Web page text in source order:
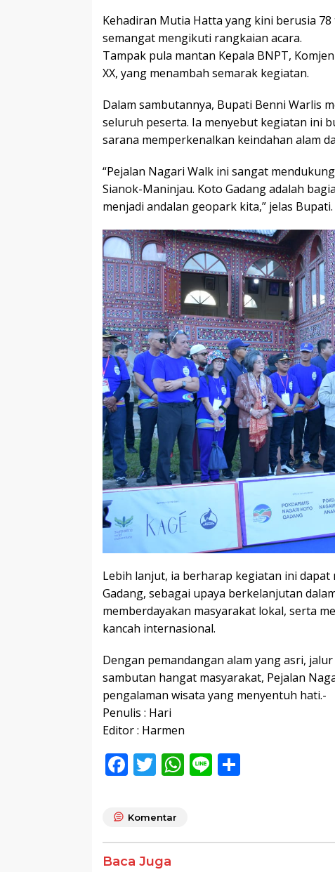
Kehadiran Mutia Hatta yang kini berusia
semangat mengikuti rangkaian acara.
Tampak pula mantan Kepala BNPT,
XX, yang menambah semarak kegiatan.
Dalam sambutannya, Bupati Benni Warlis
seluruh peserta. Ia menyebut kegiatan ini
sarana memperkenalkan keindahan alam
“Pejalan Nagari Walk ini sangat
Sianok-Maninjau. Koto Gadang adalah
menjadi andalan geopark kita,” jelas Bupati.
Lebih lanjut, ia berharap kegiatan ini
Gadang, sebagai upaya berkelanjutan
memberdayakan masyarakat lokal, serta
kancah internasional.
Dengan pemandangan alam yang asri,
sambutan hangat masyarakat, Pejalan
pengalaman wisata yang menyentuh hati.-
Penulis : Hari
Editor : Harmen
F
e
o
T
itt
W Li
Komentar
Baca Juga